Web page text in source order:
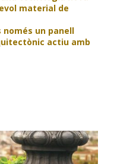
material de
només un panell
actiu amb